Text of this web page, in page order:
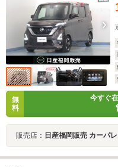
無
料
今すぐ
販売店： 日産福岡販売 カーパ